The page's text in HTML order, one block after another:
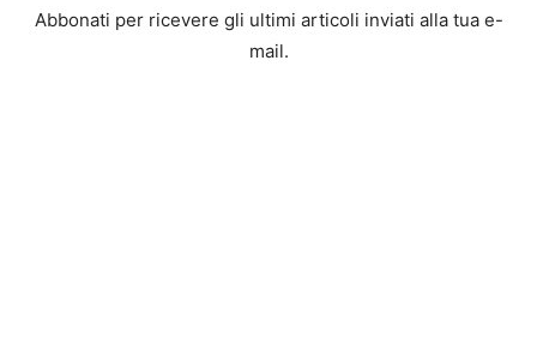
Abbonati per ricevere gli ultimi articoli inviati alla tua e-
mail.